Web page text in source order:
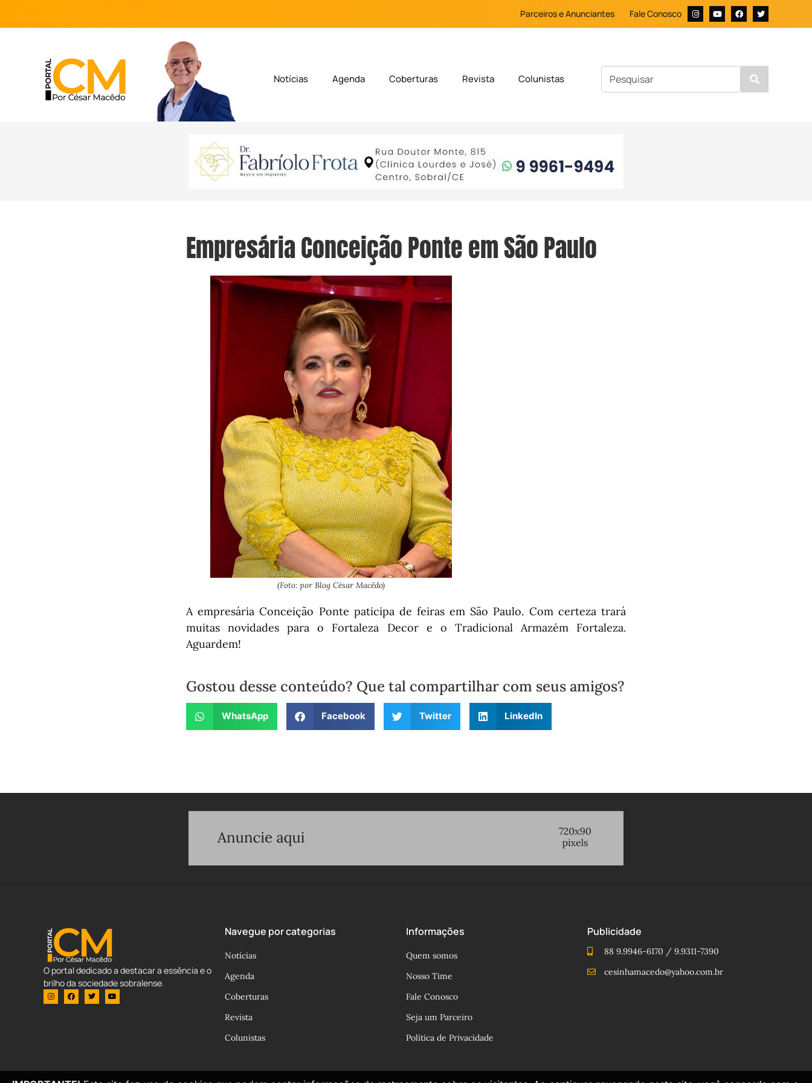
Parceiros e Anunciantes Fale Conosco
Notícias Agenda Coberturas Revista Colunistas
Empresária Conceição Ponte em São Paulo
(Foto: por Blog César Macêdo)
A empresária Conceição Ponte paticipa de feiras em São Paulo. Com certeza trará
muitas novidades para o Fortaleza Decor e o Tradicional Armazém Fortaleza.
Aguardem!
Gostou desse conteúdo? Que tal compartilhar com seus amigos?
WhatsApp Facebook Twitter LinkedIn
O portal dedicado a destacar a essência e o
brilho da sociedade sobralense.
Navegue por categorias
Notícias
Agenda
Coberturas
Revista
Colunistas
Informações
Quem somos
Nosso Time
Fale Conosco
Seja um Parceiro
Política de Privacidade
Publicidade
88 9.9946-6170 / 9.9311-7390
cesinhamacedo@yahoo.com.br